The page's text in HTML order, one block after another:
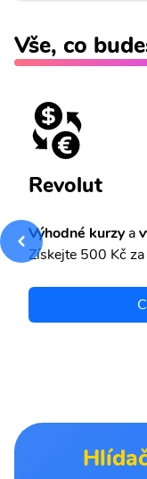
Vše, co
Revolut
Výhodné kurzya
Získejte 500 Kč